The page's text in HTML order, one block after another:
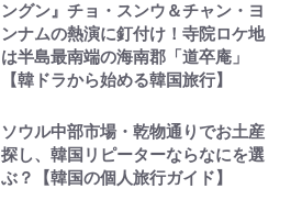
ングン』チョ・スンウ＆チャン・ヨ
ンナムの熱演に釘付け！寺院ロケ地
は半島最南端の海南郡「道卒庵」
【韓ドラから始める韓国旅行】
ソウル中部市場・乾物通りでお土産
探し、韓国リピーターならなにを選
ぶ？【韓国の個人旅行ガイド】